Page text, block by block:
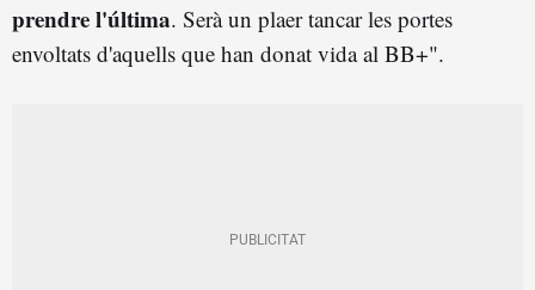
prendre l'última. Serà un plaer tancar les portes
envoltats d'aquells que han donat vida al BB+".